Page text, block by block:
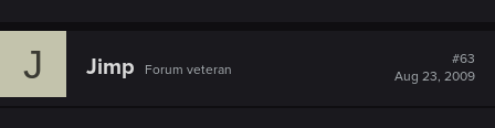
J Jimp Forum veteran
#63
Aug 23, 2009